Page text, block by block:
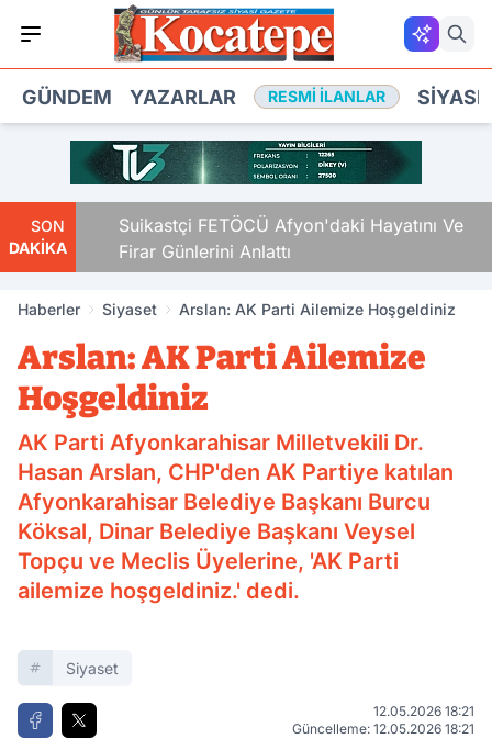
GÜNDEM YAZARLAR RESMI İLANLAR
SON
DAKİKA
Suikastçi FETÖCÜ Afyon'daki Hayatını Ve
Firar Günlerini Anlattı
Haberler Siyaset Arslan: AK Parti Ailemize Hoşgeldiniz
Arslan: AK Parti Ailemize
Hoşgeldiniz
AK Parti Afyonkarahisar Milletvekili Dr.
Hasan Arslan, CHP'den AK Partiye katılan
Afyonkarahisar Belediye Başkanı Burcu
Köksal, Dinar Belediye Başkanı Veysel
Topçu ve Meclis Üyelerine, 'AK Parti
ailemize hoşgeldiniz.' dedi.
Siyaset
12.05.2026 18:21
Güncelleme: 12.05.2026 18:21